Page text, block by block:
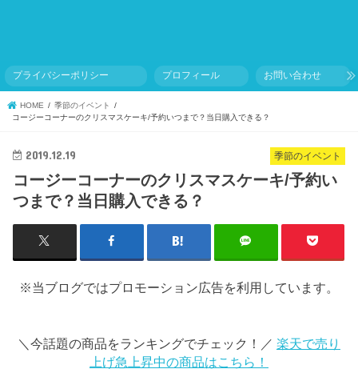
プライバシーポリシー プロフィール お問い合わせ
HOME
季節のイベント
コージーコーナーのクリスマスケーキ/予約いつまで？当日購入できる？
季節のイベント
2019.12.19
コージーコーナーのクリスマスケーキ/予約い
つまで？当日購入できる？
※当ブログではプロモーション広告を利用しています。
＼今話題の商品をランキングでチェック！／ 楽天で売り
上げ急上昇中の商品はこちら！